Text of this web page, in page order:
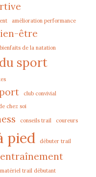
amélioration performance
être
bienfaits de la natation
sport
club convivial
chez soi
conseils trail coureurs
pied débuter trail
entraînement
matériel trail débutant